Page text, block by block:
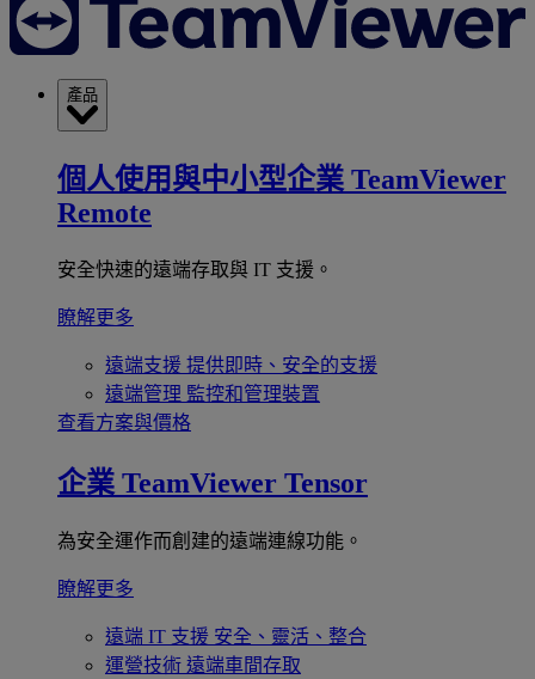
產品
個人使用與中小型企業 TeamViewer
Remote
安全快速的遠端存取與 IT 支援。
瞭解更多
遠端支援 提供即時、安全的支援
遠端管理 監控和管理裝置
查看方案與價格
企業 TeamViewer Tensor
為安全運作而創建的遠端連線功能。
瞭解更多
遠端 IT 支援 安全、靈活、整合
運營技術 遠端車間存取